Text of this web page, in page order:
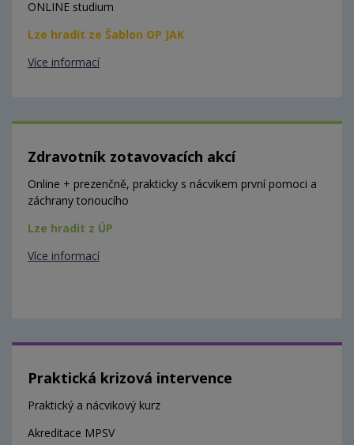
ONLINE studium
Lze hradit ze Šablon OP JAK
Více informací
Zdravotník zotavovacích akcí
Online + prezenčně, prakticky s nácvikem první pomoci a
záchrany tonoucího
Lze hradit z ÚP
Více informací
Praktická krizová intervence
Praktický a nácvikový kurz
Akreditace MPSV